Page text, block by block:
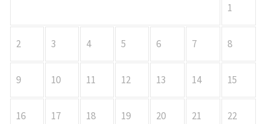
1
2 3 4 5 6 7 8
9 10 11 12 13 14 15
16 17 18 19 20 21 22